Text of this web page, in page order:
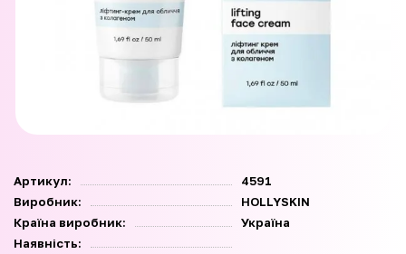
Артикул:
4591
Виробник:
HOLLYSKIN
Країна виробник:
Україна
Наявність: